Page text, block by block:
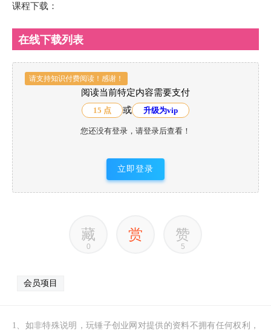
课程下载：
在线下载列表
请支持知识付费阅读！感谢！
阅读当前特定内容需要支付
15 点 或 升级为vip
您还没有登录，请登录后查看！
立即登录
藏
0
赏 赞
5
会员项目
1、如非特殊说明，玩锤子创业网对提供的资料不拥有任何权利，